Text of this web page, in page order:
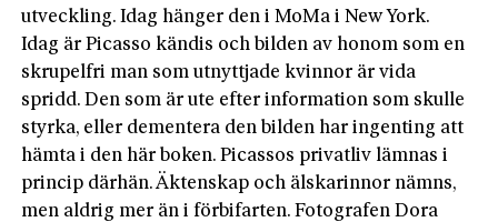
utveckling. Idag hänger den i MoMa i New York.
Idag är Picasso kändis och bilden av honom som en
skrupelfri man som utnyttjade kvinnor är vida
spridd. Den som är ute efter information som skulle
styrka, eller dementera den bilden har ingenting att
hämta i den här boken. Picassos privatliv lämnas i
princip därhän. Äktenskap och älskarinnor nämns,
men aldrig mer än i förbifarten. Fotografen Dora